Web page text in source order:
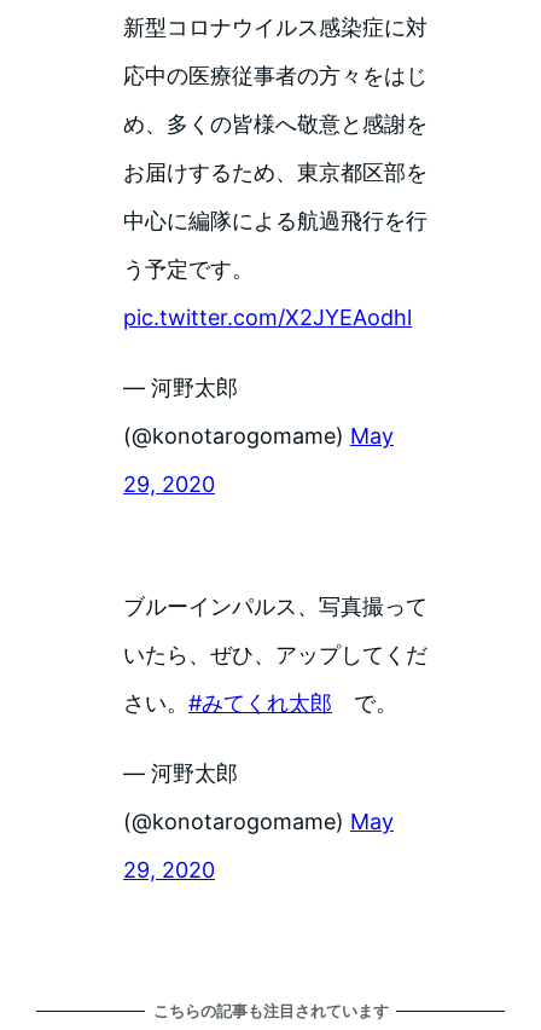
新型コロナウイルス感染症に対
応中の医療従事者の方々をはじ
め、多くの皆様へ敬意と感謝を
お届けするため、東京都区部を
中心に編隊による航過飛行を行
う予定です。
pic.twitter.com/X2JYEAodhl
— 河野太郎
(@konotarogomame) May
29, 2020
ブルーインパルス、写真撮って
いたら、ぜひ、アップしてくだ
さい。 #みてくれ太郎 で。
— 河野太郎
(@konotarogomame) May
29, 2020
こちらの記事も注目されています